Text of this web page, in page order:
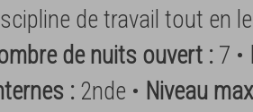
de travail tout en
de nuits ouvert : 7 •
: 2nde • Niveau